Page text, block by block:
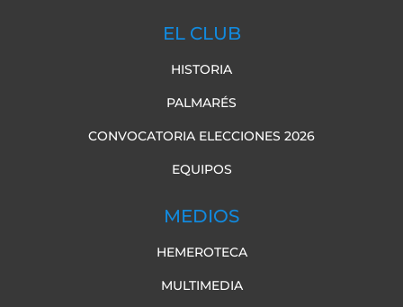
EL CLUB
HISTORIA
PALMARÉS
CONVOCATORIA ELECCIONES 2026
EQUIPOS
MEDIOS
HEMEROTECA
MULTIMEDIA